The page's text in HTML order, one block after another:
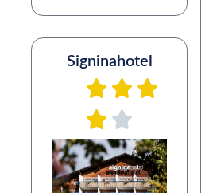
Signinahotel